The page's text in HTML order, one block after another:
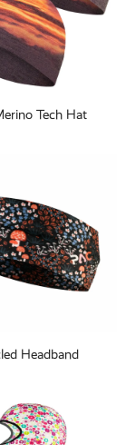
Tech Hat
Headband